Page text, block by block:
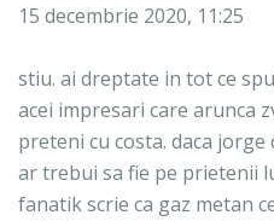
15 decembrie 2020, 11:25
stiu. ai dreptate in tot ce
acei impresari care arunca
preteni cu costa. daca
ar trebui sa fie pe prietenii
fanatik scrie ca gaz metan